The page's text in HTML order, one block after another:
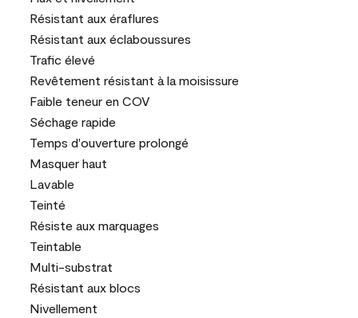
Résistant aux éraflures
Résistant aux éclaboussures
Trafic élevé
Revêtement résistant à la moisissure
Faible teneur en COV
Séchage rapide
Temps d'ouverture prolongé
Masquer haut
Lavable
Teinté
Résiste aux marquages
Teintable
Multi-substrat
Résistant aux blocs
Nivellement